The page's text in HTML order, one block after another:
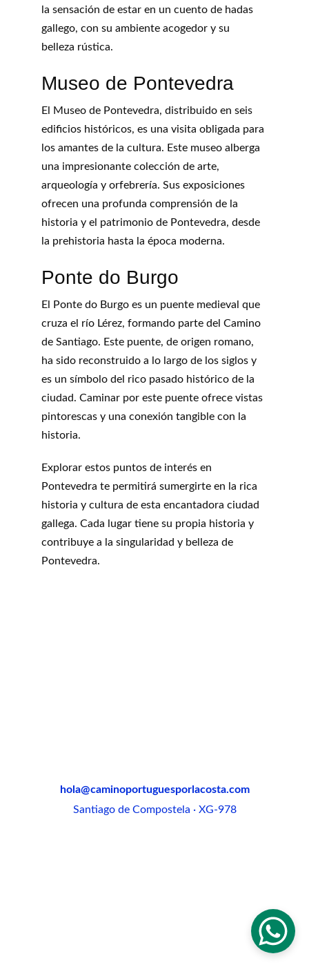
la sensación de estar en un cuento de hadas
gallego, con su ambiente acogedor y su
belleza rústica.
Museo de Pontevedra
El Museo de Pontevedra, distribuido en seis
edificios históricos, es una visita obligada para
los amantes de la cultura. Este museo alberga
una impresionante colección de arte,
arqueología y orfebrería. Sus exposiciones
ofrecen una profunda comprensión de la
historia y el patrimonio de Pontevedra, desde
la prehistoria hasta la época moderna.
Ponte do Burgo
El Ponte do Burgo es un puente medieval que
cruza el río Lérez, formando parte del Camino
de Santiago. Este puente, de origen romano,
ha sido reconstruido a lo largo de los siglos y
es un símbolo del rico pasado histórico de la
ciudad. Caminar por este puente ofrece vistas
pintorescas y una conexión tangible con la
historia.
Explorar estos puntos de interés en
Pontevedra te permitirá sumergirte en la rica
historia y cultura de esta encantadora ciudad
gallega. Cada lugar tiene su propia historia y
contribuye a la singularidad y belleza de
Pontevedra.
hola@caminoportuguesporlacosta.com
Santiago de Compostela · XG-978